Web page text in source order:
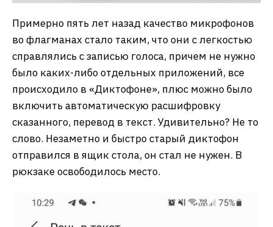
Примерно пять лет назад качество микрофонов
во флагманах стало таким, что они с легкостью
справлялись с записью голоса, причем не нужно
было каких-либо отдельных приложений, все
происходило в «Диктофоне», плюс можно было
включить автоматическую расшифровку
сказанного, перевод в текст. Удивительно? Не то
слово. Незаметно и быстро старый диктофон
отправился в ящик стола, он стал не нужен. В
рюкзаке освободилось место.